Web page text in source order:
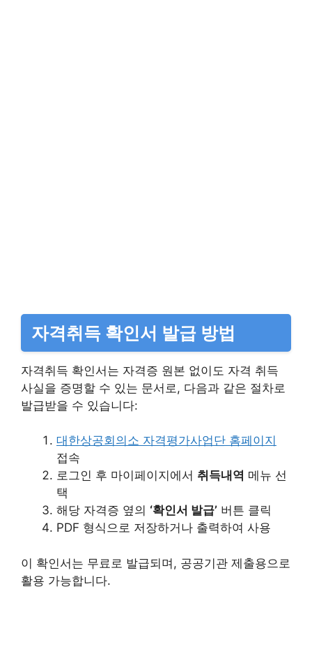
자격취득 확인서 발급 방법
자격취득 확인서는 자격증 원본 없이도 자격 취득
사실을 증명할 수 있는 문서로, 다음과 같은 절차로
발급받을 수 있습니다:​
대한상공회의소 자격평가사업단 홈페이지
접속​
로그인 후 마이페이지에서 취득내역 메뉴 선
택​
해당 자격증 옆의 ‘확인서 발급’ 버튼 클릭​
PDF 형식으로 저장하거나 출력하여 사용​
이 확인서는 무료로 발급되며, 공공기관 제출용으로
활용 가능합니다.